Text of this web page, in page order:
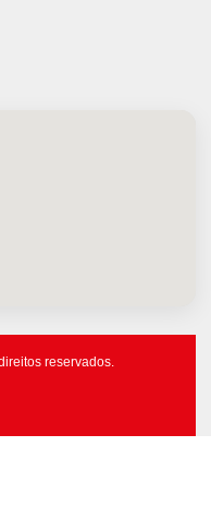
reservados.